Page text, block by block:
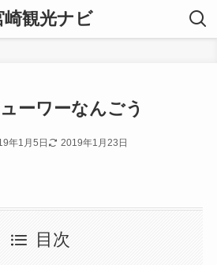
崎観光ナビ
ーワーなんごう
年1月5日 2019年1月23日
目次